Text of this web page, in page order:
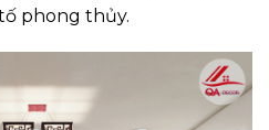
phong thủy.